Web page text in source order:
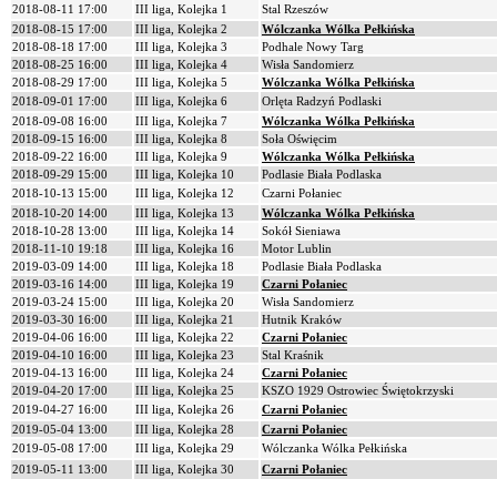
2018-08-11 17:00
III liga, Kolejka 1
Stal Rzeszów
2018-08-15 17:00
III liga, Kolejka 2
Wólczanka Wólka Pełkińska
2018-08-18 17:00
III liga, Kolejka 3
Podhale Nowy Targ
2018-08-25 16:00
III liga, Kolejka 4
Wisła Sandomierz
2018-08-29 17:00
III liga, Kolejka 5
Wólczanka Wólka Pełkińska
2018-09-01 17:00
III liga, Kolejka 6
Orlęta Radzyń Podlaski
2018-09-08 16:00
III liga, Kolejka 7
Wólczanka Wólka Pełkińska
2018-09-15 16:00
III liga, Kolejka 8
Soła Oświęcim
2018-09-22 16:00
III liga, Kolejka 9
Wólczanka Wólka Pełkińska
2018-09-29 15:00
III liga, Kolejka 10
Podlasie Biała Podlaska
2018-10-13 15:00
III liga, Kolejka 12
Czarni Połaniec
2018-10-20 14:00
III liga, Kolejka 13
Wólczanka Wólka Pełkińska
2018-10-28 13:00
III liga, Kolejka 14
Sokół Sieniawa
2018-11-10 19:18
III liga, Kolejka 16
Motor Lublin
2019-03-09 14:00
III liga, Kolejka 18
Podlasie Biała Podlaska
2019-03-16 14:00
III liga, Kolejka 19
Czarni Połaniec
2019-03-24 15:00
III liga, Kolejka 20
Wisła Sandomierz
2019-03-30 16:00
III liga, Kolejka 21
Hutnik Kraków
2019-04-06 16:00
III liga, Kolejka 22
Czarni Połaniec
2019-04-10 16:00
III liga, Kolejka 23
Stal Kraśnik
2019-04-13 16:00
III liga, Kolejka 24
Czarni Połaniec
2019-04-20 17:00
III liga, Kolejka 25
KSZO 1929 Ostrowiec Świętokrzyski
2019-04-27 16:00
III liga, Kolejka 26
Czarni Połaniec
2019-05-04 13:00
III liga, Kolejka 28
Czarni Połaniec
2019-05-08 17:00
III liga, Kolejka 29
Wólczanka Wólka Pełkińska
2019-05-11 13:00
III liga, Kolejka 30
Czarni Połaniec